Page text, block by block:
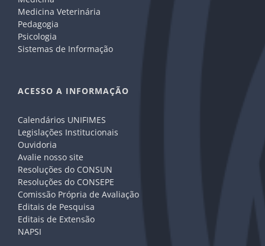
Medicina Veterinária
Pedagogia
Psicologia
Sistemas de Informação
ACESSO A INFORMAÇÃO
Calendários UNIFIMES
Legislações Institucionais
Ouvidoria
Avalie nosso site
Resoluções do CONSUN
Resoluções do CONSEPE
Comissão Própria de Avaliação
Editais de Pesquisa
Editais de Extensão
NAPSI